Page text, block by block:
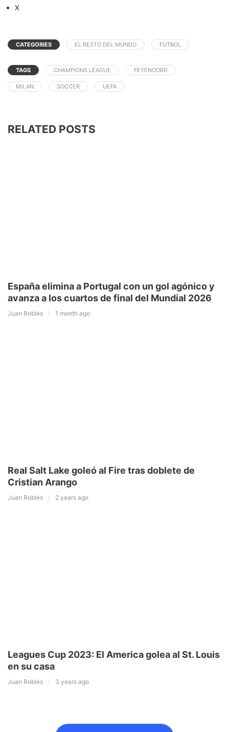
X
CATEGORIES EL RESTO DEL MUNDO FUTBOL
TAGS CHAMPIONS LEAGUE FEYENOORD
MILAN SOCCER UEFA
RELATED POSTS
España elimina a Portugal con un gol agónico y
avanza a los cuartos de final del Mundial 2026
Juan Robles 1 month ago
Real Salt Lake goleó al Fire tras doblete de
Cristian Arango
Juan Robles 2 years ago
Leagues Cup 2023: El America golea al St. Louis
en su casa
Juan Robles 3 years ago